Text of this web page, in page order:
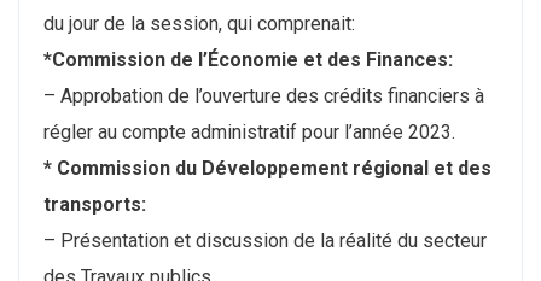
du jour de la session, qui comprenait:
*Commission de l’Économie et des Finances:
– Approbation de l’ouverture des crédits financiers à
régler au compte administratif pour l’année 2023.
* Commission du Développement régional et des
transports:
– Présentation et discussion de la réalité du secteur
des Travaux publics.